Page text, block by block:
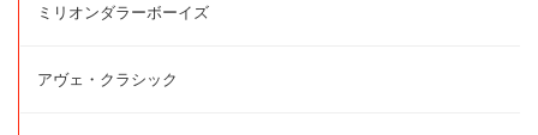
ミリオンダラーボーイズ
アヴェ・クラシック